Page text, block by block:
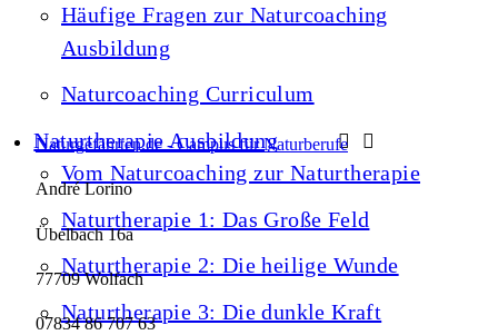
Häufige Fragen zur Naturcoaching
Ausbildung
Naturcoaching Curriculum
Naturtherapie Ausbildung
Vom Naturcoaching zur Naturtherapie
Naturtherapie 1: Das Große Feld
Naturtherapie 2: Die heilige Wunde
Naturtherapie 3: Die dunkle Kraft
Naturgefährten.de - Campus für Naturberufe
André Lorino
Übelbach 16a
77709 Wolfach
07834 86 707 63